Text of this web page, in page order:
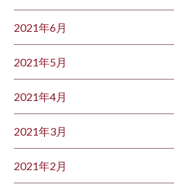
2021年6月
2021年5月
2021年4月
2021年3月
2021年2月